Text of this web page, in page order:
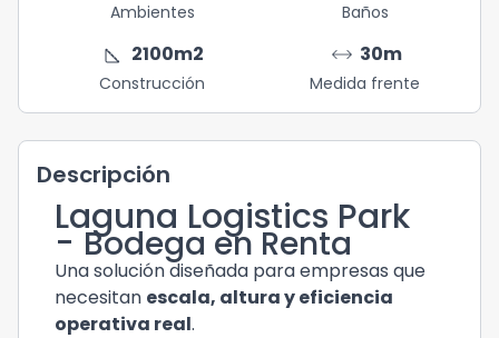
Ambientes Baños
square_foot 2100m2
Construcción
arrow_range 30m
Medida frente
Descripción
Laguna Logistics Park
-Bodega en Renta
Una solución diseñada para empresas que
necesitan escala, altura y eficiencia
operativa real.